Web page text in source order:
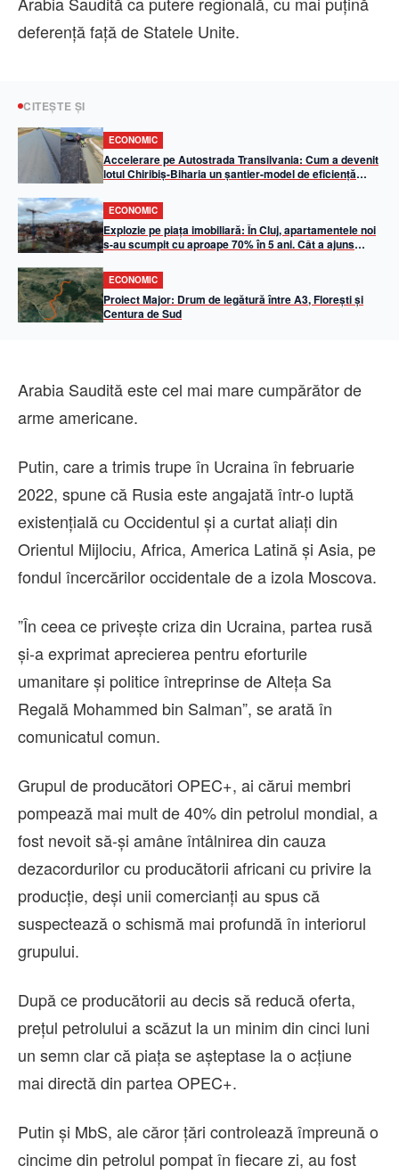
deferenţă faţă de Statele Unite.
CITEȘTE ȘI
ECONOMIC
Accelerare pe Autostrada Transilvania: Cum a devenit
lotul Chiribiș-Biharia un șantier-model de eficiență
ECONOMIC
Explozie pe piața imobiliară: În Cluj, apartamentele noi
s-au scumpit cu aproape 70% în 5 ani. Cât a ajuns
ECONOMIC
Proiect Major: Drum de legătură între A3, Florești și
Centura de Sud
Arabia Saudită este cel mai mare cumpărător de
arme americane.
Putin, care a trimis trupe în Ucraina în februarie
2022, spune că Rusia este angajată într-o luptă
existenţială cu Occidentul şi a curtat aliaţi din
Orientul Mijlociu, Africa, America Latină şi Asia, pe
fondul încercărilor occidentale de a izola Moscova.
”În ceea ce priveşte criza din Ucraina, partea rusă
şi-a exprimat aprecierea pentru eforturile
umanitare şi politice întreprinse de Alteţa Sa
Regală Mohammed bin Salman”, se arată în
comunicatul comun.
Grupul de producători OPEC+, ai cărui membri
pompează mai mult de 40% din petrolul mondial, a
fost nevoit să-şi amâne întâlnirea din cauza
dezacordurilor cu producătorii africani cu privire la
producţie, deşi unii comercianţi au spus că
suspectează o schismă mai profundă în interiorul
grupului.
După ce producătorii au decis să reducă oferta,
preţul petrolului a scăzut la un minim din cinci luni
un semn clar că piaţa se aşteptase la o acţiune
mai directă din partea OPEC+.
Putin şi MbS, ale căror ţări controlează împreună o
cincime din petrolul pompat în fiecare zi, au fost